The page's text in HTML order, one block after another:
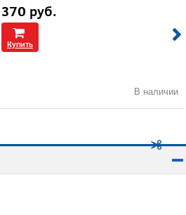
370 руб.
Купить
В наличии